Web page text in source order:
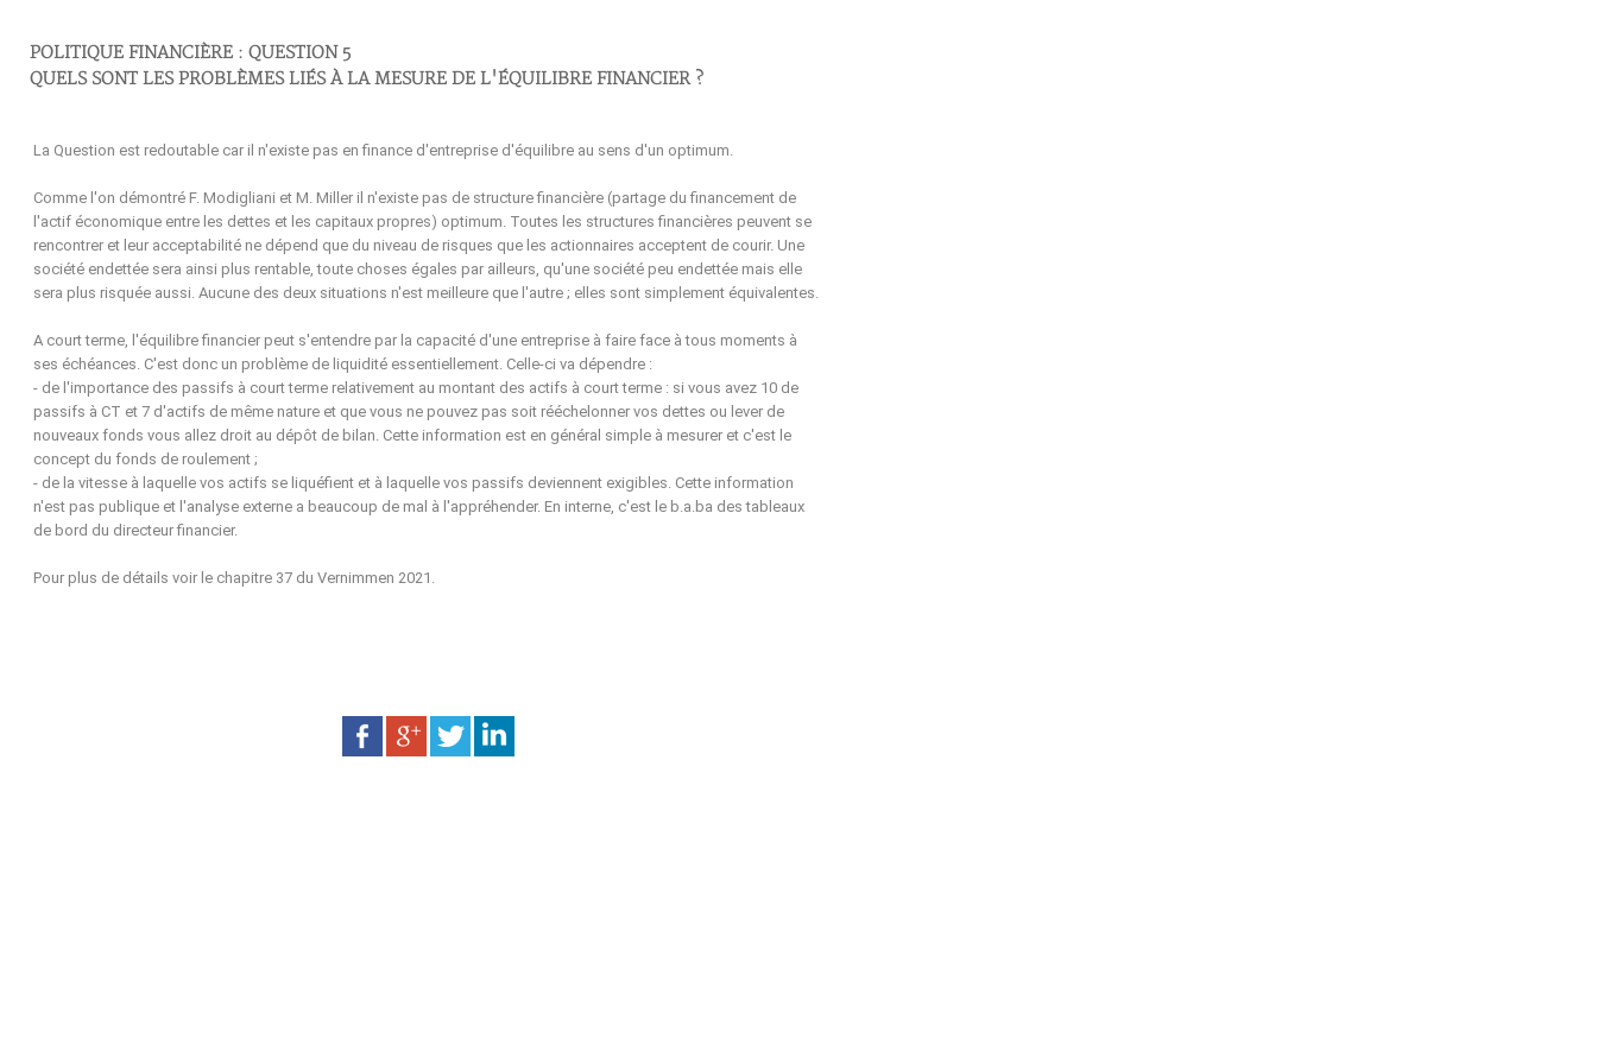
POLITIQUE FINANCIÈRE : QUESTION 5
QUELS SONT LES PROBLÈMES LIÉS À LA MESURE DE L'ÉQUILIBRE FINANCIER ?
La Question est redoutable car il n'existe pas en finance d'entreprise d'équilibre au sens d'un optimum.
Comme l'on démontré F. Modigliani et M. Miller il n'existe pas de structure financière (partage du financement de
l'actif économique entre les dettes et les capitaux propres) optimum. Toutes les structures financières peuvent se
rencontrer et leur acceptabilité ne dépend que du niveau de risques que les actionnaires acceptent de courir. Une
société endettée sera ainsi plus rentable, toute choses égales par ailleurs, qu'une société peu endettée mais elle
sera plus risquée aussi. Aucune des deux situations n'est meilleure que l'autre ; elles sont simplement équivalentes.
A court terme, l'équilibre financier peut s'entendre par la capacité d'une entreprise à faire face à tous moments à
ses échéances. C'est donc un problème de liquidité essentiellement. Celle-ci va dépendre :
- de l'importance des passifs à court terme relativement au montant des actifs à court terme : si vous avez 10 de
passifs à CT et 7 d'actifs de même nature et que vous ne pouvez pas soit rééchelonner vos dettes ou lever de
nouveaux fonds vous allez droit au dépôt de bilan. Cette information est en général simple à mesurer et c'est le
concept du fonds de roulement ;
- de la vitesse à laquelle vos actifs se liquéfient et à laquelle vos passifs deviennent exigibles. Cette information
n'est pas publique et l'analyse externe a beaucoup de mal à l'appréhender. En interne, c'est le b.a.ba des tableaux
de bord du directeur financier.
Pour plus de détails voir le chapitre 37 du Vernimmen 2021.